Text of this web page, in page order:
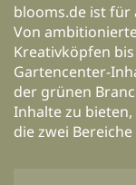
blooms.de ist für
Von
Kreativköpfen
Gartencenter-
der grünen
Inhalte zu
die zwei Bereiche